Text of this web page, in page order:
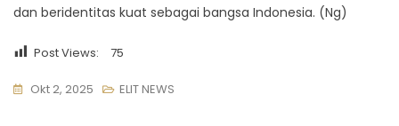
dan beridentitas kuat sebagai bangsa Indonesia. (Ng)
Post Views: 75
Okt 2, 2025 ELIT NEWS